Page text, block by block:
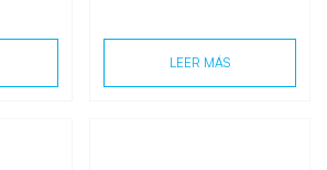
LEER MÁS